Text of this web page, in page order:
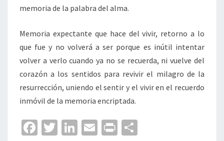
memoria de la palabra del alma.
Memoria expectante que hace del vivir, retorno a lo
que fue y no volverá a ser porque es inútil intentar
volver a verlo cuando ya no se recuerda, ni vuelve del
corazón a los sentidos para revivir el milagro de la
resurrección, uniendo el sentir y el vivir en el recuerdo
inmóvil de la memoria encriptada.
Fa T
Li
E
Pr